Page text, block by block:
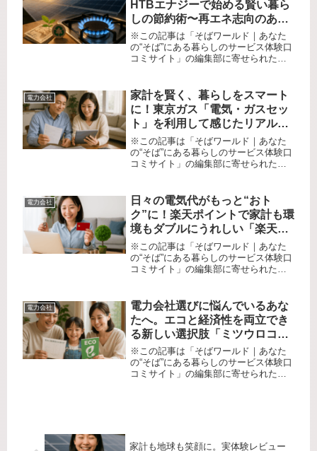
HTBエナジーで始める賢い暮ら
しの節約術〜再エネ志向のあな
たへ〜
※この記事は「そばワールド｜あなた
の“そば”にある暮らしのサービス体験口
コミサイト」の編集部に寄せられた各
い…」「エネルギー会社を見直したい
けど、選び方がよくわからない」
「ど...
電力会社
家計を賢く、暮らしをスマート
に！東京ガス「電気・ガスセッ
ト」を利用して感じたリアルな
体験と思いがけないメリット
※この記事は「そばワールド｜あなた
の“そば”にある暮らしのサービス体験口
コミサイト」の編集部に寄せられた各
電気とガスが別々で管理も面倒……」
そんなお悩み、ありませんか？私...
電力会社
日々の電気代がもっと“おト
ク”に！楽天ポイントで家計も環
境もダブルにうれしい「楽天で
んき」体験レポート
※この記事は「そばワールド｜あなた
の“そば”にある暮らしのサービス体験口
コミサイト」の編集部に寄せられた各
きがあって管理が大変。どうせなら節
約しながらポイントも貯められたら...
電力会社
電力会社選びに悩んでいるあな
たへ。エコと経済性を両立でき
る新しい選択肢「ミツウロコで
んき」を徹底口コミ！
※この記事は「そばワールド｜あなた
の“そば”にある暮らしのサービス体験口
コミサイト」の編集部に寄せられた各
家計も地球も笑顔に。実体験レビュー